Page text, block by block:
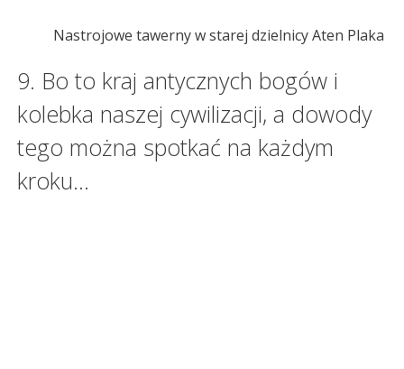
Nastrojowe tawerny w starej dzielnicy Aten Plaka
9. Bo to kraj antycznych bogów i
kolebka naszej cywilizacji, a dowody
tego można spotkać na każdym
kroku…